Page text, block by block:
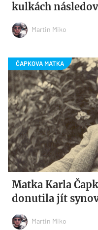
kulkách
Martin Miko
Matka Karla
donutila jít
Martin Miko